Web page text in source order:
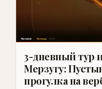
3-дневный тур
Мерзугу:
прогулка на